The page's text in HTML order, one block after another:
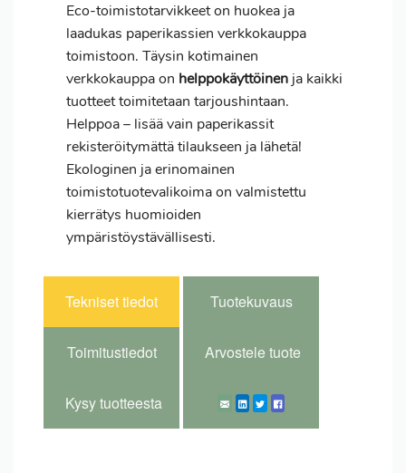
Eco-toimistotarvikkeet on huokea ja
laadukas paperikassien verkkokauppa
toimistoon. Täysin kotimainen
verkkokauppa on helppokäyttöinen ja kaikki
tuotteet toimitetaan tarjoushintaan.
Helppoa – lisää vain paperikassit
rekisteröitymättä tilaukseen ja lähetä!
Ekologinen ja erinomainen
toimistotuotevalikoima on valmistettu
kierrätys huomioiden
ympäristöystävällisesti.
Tekniset tiedot Tuotekuvaus
Toimitustiedot Arvostele tuote
Kysy tuotteesta